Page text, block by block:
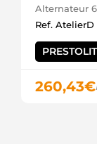
Alternateur
Ref. AtelierD
260,43€